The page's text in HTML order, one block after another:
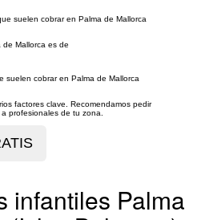
suelen cobrar en Palma de Mallorca
de Mallorca es de
suelen cobrar en Palma de Mallorca
factores clave. Recomendamos pedir
profesionales de tu zona.
infantiles Palma